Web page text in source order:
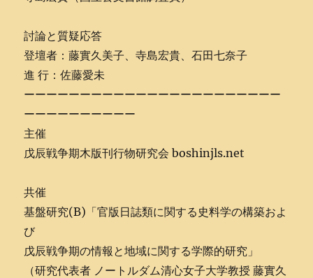
討論と質疑応答
登壇者：藤實久美子、寺島宏貴、石田七奈子
進 行：佐藤愛未
ーーーーーーーーーーーーーーーーーーーーーーー
ーーーーーーーーーー
主催
戊辰戦争期木版刊行物研究会 boshinjls.net
共催
基盤研究(B)「官版日誌類に関する史料学の構築およ
び
戊辰戦争期の情報と地域に関する学際的研究」
（研究代表者 ノートルダム清心女子大学教授 藤實久